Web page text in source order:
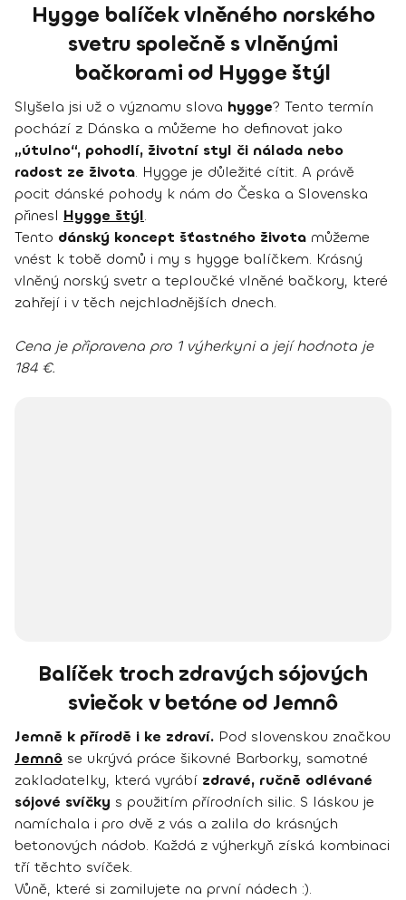
Hygge balíček vlněného norského
svetru společně s vlněnými
bačkorami od Hygge štýl
Slyšela jsi už o významu slova hygge? Tento termín
pochází z Dánska a můžeme ho definovat jako
„útulno“, pohodlí, životní styl či nálada nebo
radost ze života. Hygge je důležité cítit. A právě
pocit dánské pohody k nám do Česka a Slovenska
přinesl Hygge štýl.
Tento dánský koncept šťastného života můžeme
vnést k tobě domů i my s hygge balíčkem. Krásný
vlněný norský svetr a teploučké vlněné bačkory, které
zahřejí i v těch nejchladnějších dnech.
Cena je připravena pro 1 výherkyni a její hodnota je
184 €.
Balíček troch zdravých sójových
sviečok v betóne od Jemnô
Jemně k přírodě i ke zdraví. Pod slovenskou značkou
Jemnô se ukrývá práce šikovné Barborky, samotné
zakladatelky, která vyrábí zdravé, ručně odlévané
sójové svíčky s použitím přírodních silic. S láskou je
namíchala i pro dvě z vás a zalila do krásných
betonových nádob. Každá z výherkyň získá kombinaci
tří těchto svíček.
Vůně, které si zamilujete na první nádech :).